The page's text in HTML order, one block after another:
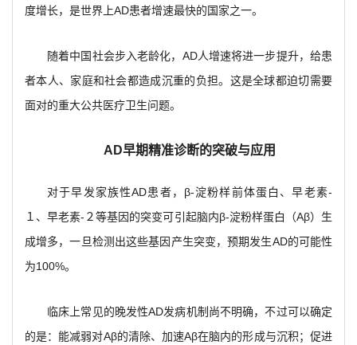
度增长，是世界上AD患者增速最快的国家之一。
随着中国社会步入老龄化，AD人增速将进一步提升，给患
者本人、家庭和社会都造成沉重的负担。这是全球都迫切需要
面对的重大公共医疗卫生问题。
AD早期精准诊断的突破与应用
对于早发家族性AD患者，β-淀粉样前体蛋白、早老素-
１、早老素-２等基因的突变可引起脑内β-淀粉样蛋白（Aβ）生
成增多，一旦检测出这些基因产生突变，预期发生AD的可能性
为100%。
临床上常见的晚发性AD发病机制尚不明确，不过可以确定
的是：能减弱对Aβ的清除、加速Aβ在脑内的形成与沉积；促进